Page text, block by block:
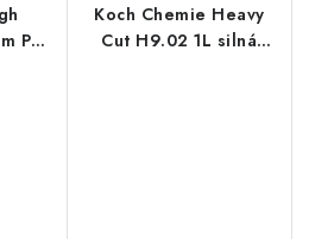
Pad
Koch Chemie Heavy
Cut H9.02 1L silná